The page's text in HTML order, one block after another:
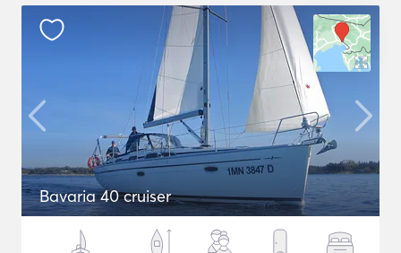
Bavaria 40 cruiser